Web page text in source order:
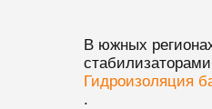
В южных
Гидроизоляция
.